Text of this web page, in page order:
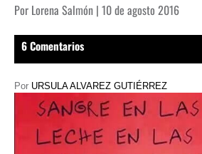
Por Lorena Salmón | 10 de agosto 2016
6 Comentarios
Por URSULA ALVAREZ GUTIÉRREZ